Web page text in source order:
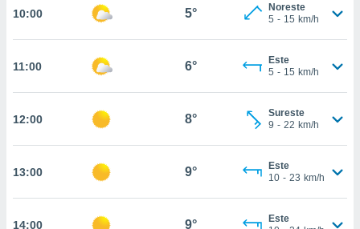
todas
ya sean
nos
en
perfil
y
10:00 5°
Noreste
5 - 15 km/h
11:00 6°
Este
5 - 15 km/h
12:00 8°
Sureste
9 - 22 km/h
13:00 9°
Este
10 - 23 km/h
14:00 9°
Este